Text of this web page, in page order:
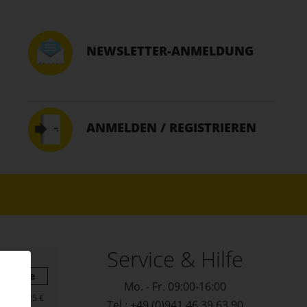
NEWSLETTER-ANMELDUNG
ANMELDEN / REGISTRIEREN
Summe
57,25 €
Service & Hilfe
Mo. - Fr. 09:00-16:00